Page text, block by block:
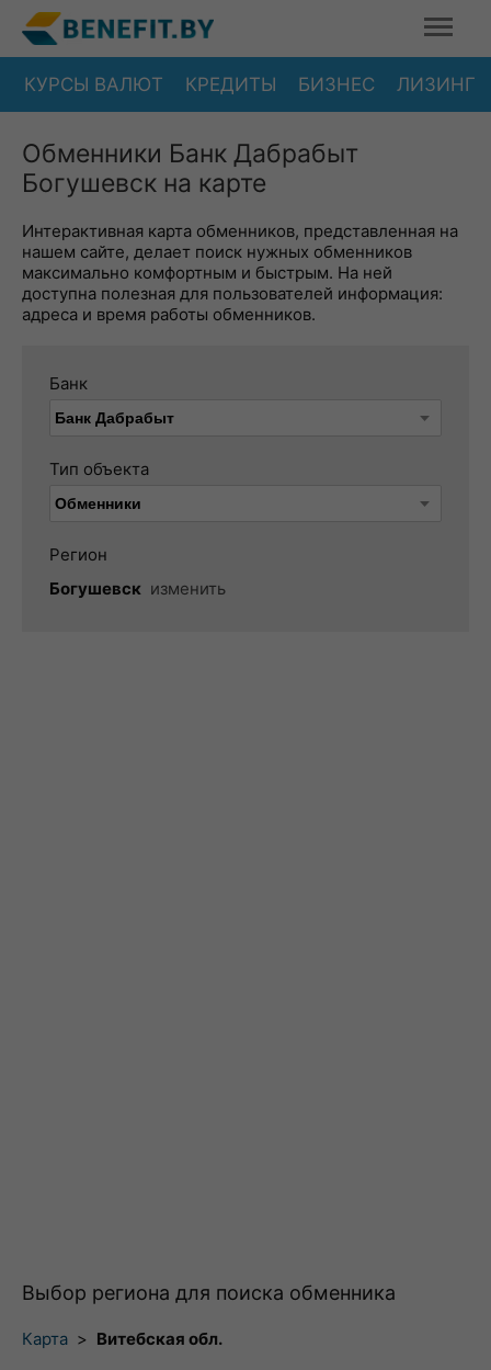
КУРСЫ ВАЛЮТ КРЕДИТЫ БИЗНЕС ЛИЗИНГ
Обменники Банк Дабрабыт
Богушевск на карте
Интерактивная карта обменников, представленная на
нашем сайте, делает поиск нужных обменников
максимально комфортным и быстрым. На ней
доступна полезная для пользователей информация:
адреса и время работы обменников.
Банк
Тип объекта
Регион
Богушевск изменить
Выбор региона для поиска обменника
Карта > Витебская обл.